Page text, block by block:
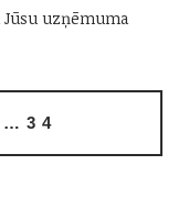
uzņēmuma
… 3 4